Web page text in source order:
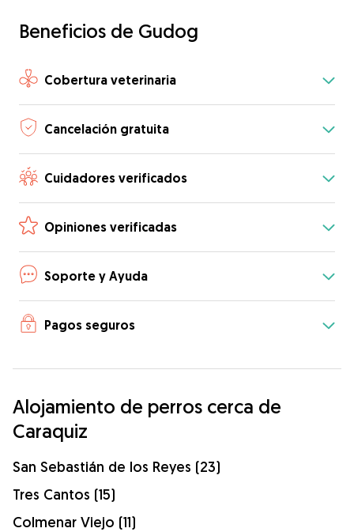
Beneficios de Gudog
Cobertura veterinaria
Cancelación gratuita
Cuidadores verificados
Opiniones verificadas
Soporte y Ayuda
Pagos seguros
Alojamiento de perros cerca de
Caraquiz
San Sebastián de los Reyes (23)
Tres Cantos (15)
Colmenar Viejo (11)